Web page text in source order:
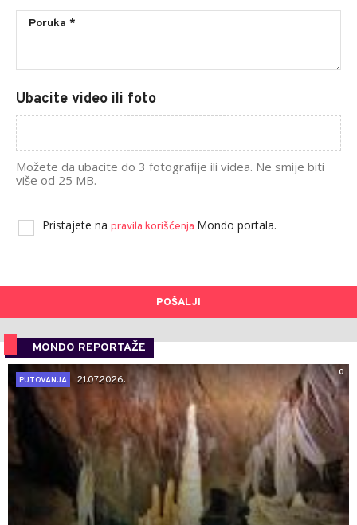
Ubacite video ili foto
Možete da ubacite do 3 fotografije ili videa. Ne smije biti
više od 25 MB.
Pristajete na pravila korišćenja Mondo portala.
POŠALJI
MONDO REPORTAŽE
0
PUTOVANJA
21.07.2026.